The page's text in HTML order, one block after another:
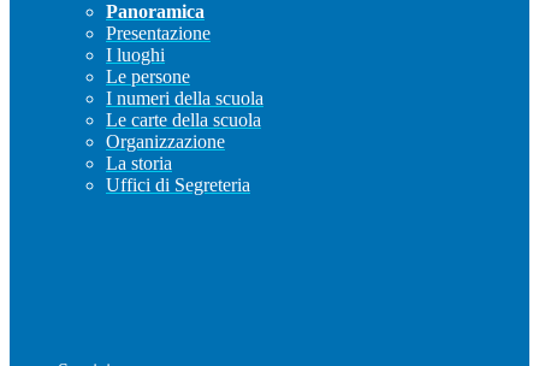
Panoramica
Presentazione
I luoghi
Le persone
I numeri della scuola
Le carte della scuola
Organizzazione
La storia
Uffici di Segreteria